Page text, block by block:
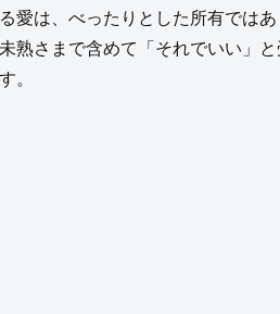
愛は、べったりとした所有では
熟さまで含めて「それでいい」
。